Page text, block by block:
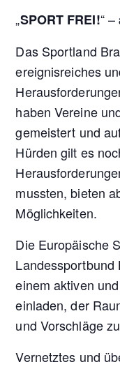
„SPORT FREI!“ –
Das Sportland
ereignisreiches
haben Vereine
gemeistert und
Hürden gilt es
mussten, bieten
Möglichkeiten.
Die Europäische
Landessportbund
einem aktiven
einladen, der
und Vorschläge
Vernetztes und